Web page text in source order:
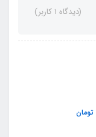
(دیدگاه 1 کاربر)
تومان